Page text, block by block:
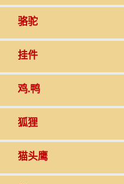
骆驼
挂件
鸡.鸭
狐狸
猫头鹰